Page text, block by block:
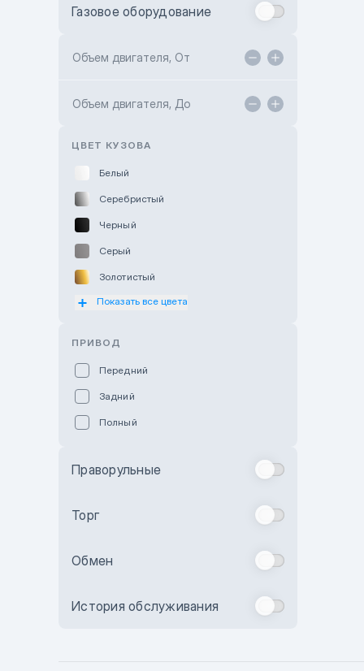
Toyota Kokshetau
Hyundai ShymCity
Газовое оборудование
Объем двигателя, От
Объем двигателя, До
ЦВЕТ КУЗОВА
Белый
Серебристый
Черный
Серый
Золотистый
Оранжевый
Бежевый
Комбинированный
Показать все цвета
ПРИВОД
Передний
Задний
Полный
Праворульные
Торг
Обмен
История обслуживания